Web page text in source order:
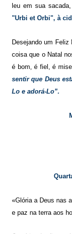
leu em sua
"Urbi et Orbi", à
Desejando um
coisa que o Natal
é bom, é fiel, é
sentir que Deus
Lo e adorá-Lo”.
«Glória a Deus nas
e paz na terra aos